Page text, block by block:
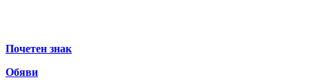
Почетен знак
Обяви